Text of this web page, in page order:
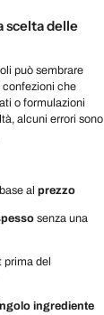
scelta delle
può sembrare
che
o formulazioni
alcuni errori sono
al prezzo
senza una
del
ingrediente